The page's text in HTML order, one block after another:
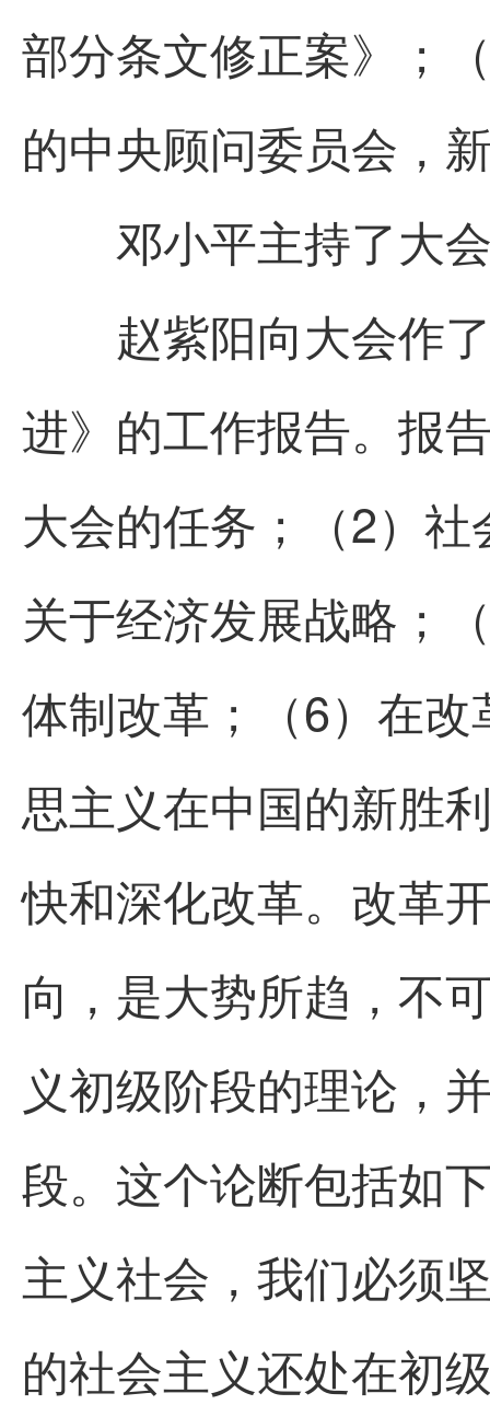
部分条文修正案》；
的中央顾问委员会，
邓小平主持了大会
赵紫阳向大会作了
进》的工作报告。报
大会的任务；（2）
关于经济发展战略；
体制改革；（6）在
思主义在中国的新胜
快和深化改革。改革
向，是大势所趋，不
义初级阶段的理论，
段。这个论断包括如
主义社会，我们必须
的社会主义还处在初